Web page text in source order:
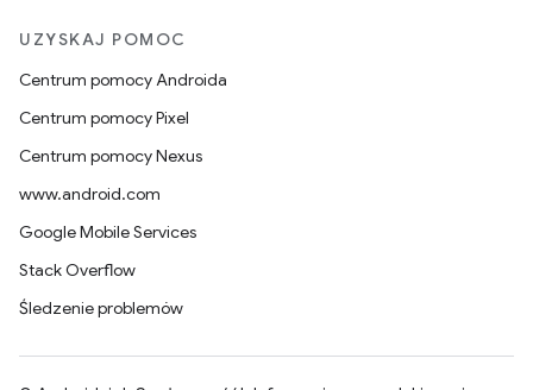
UZYSKAJ POMOC
Centrum pomocy Androida
Centrum pomocy Pixel
Centrum pomocy Nexus
www.android.com
Google Mobile Services
Stack Overflow
Śledzenie problemów